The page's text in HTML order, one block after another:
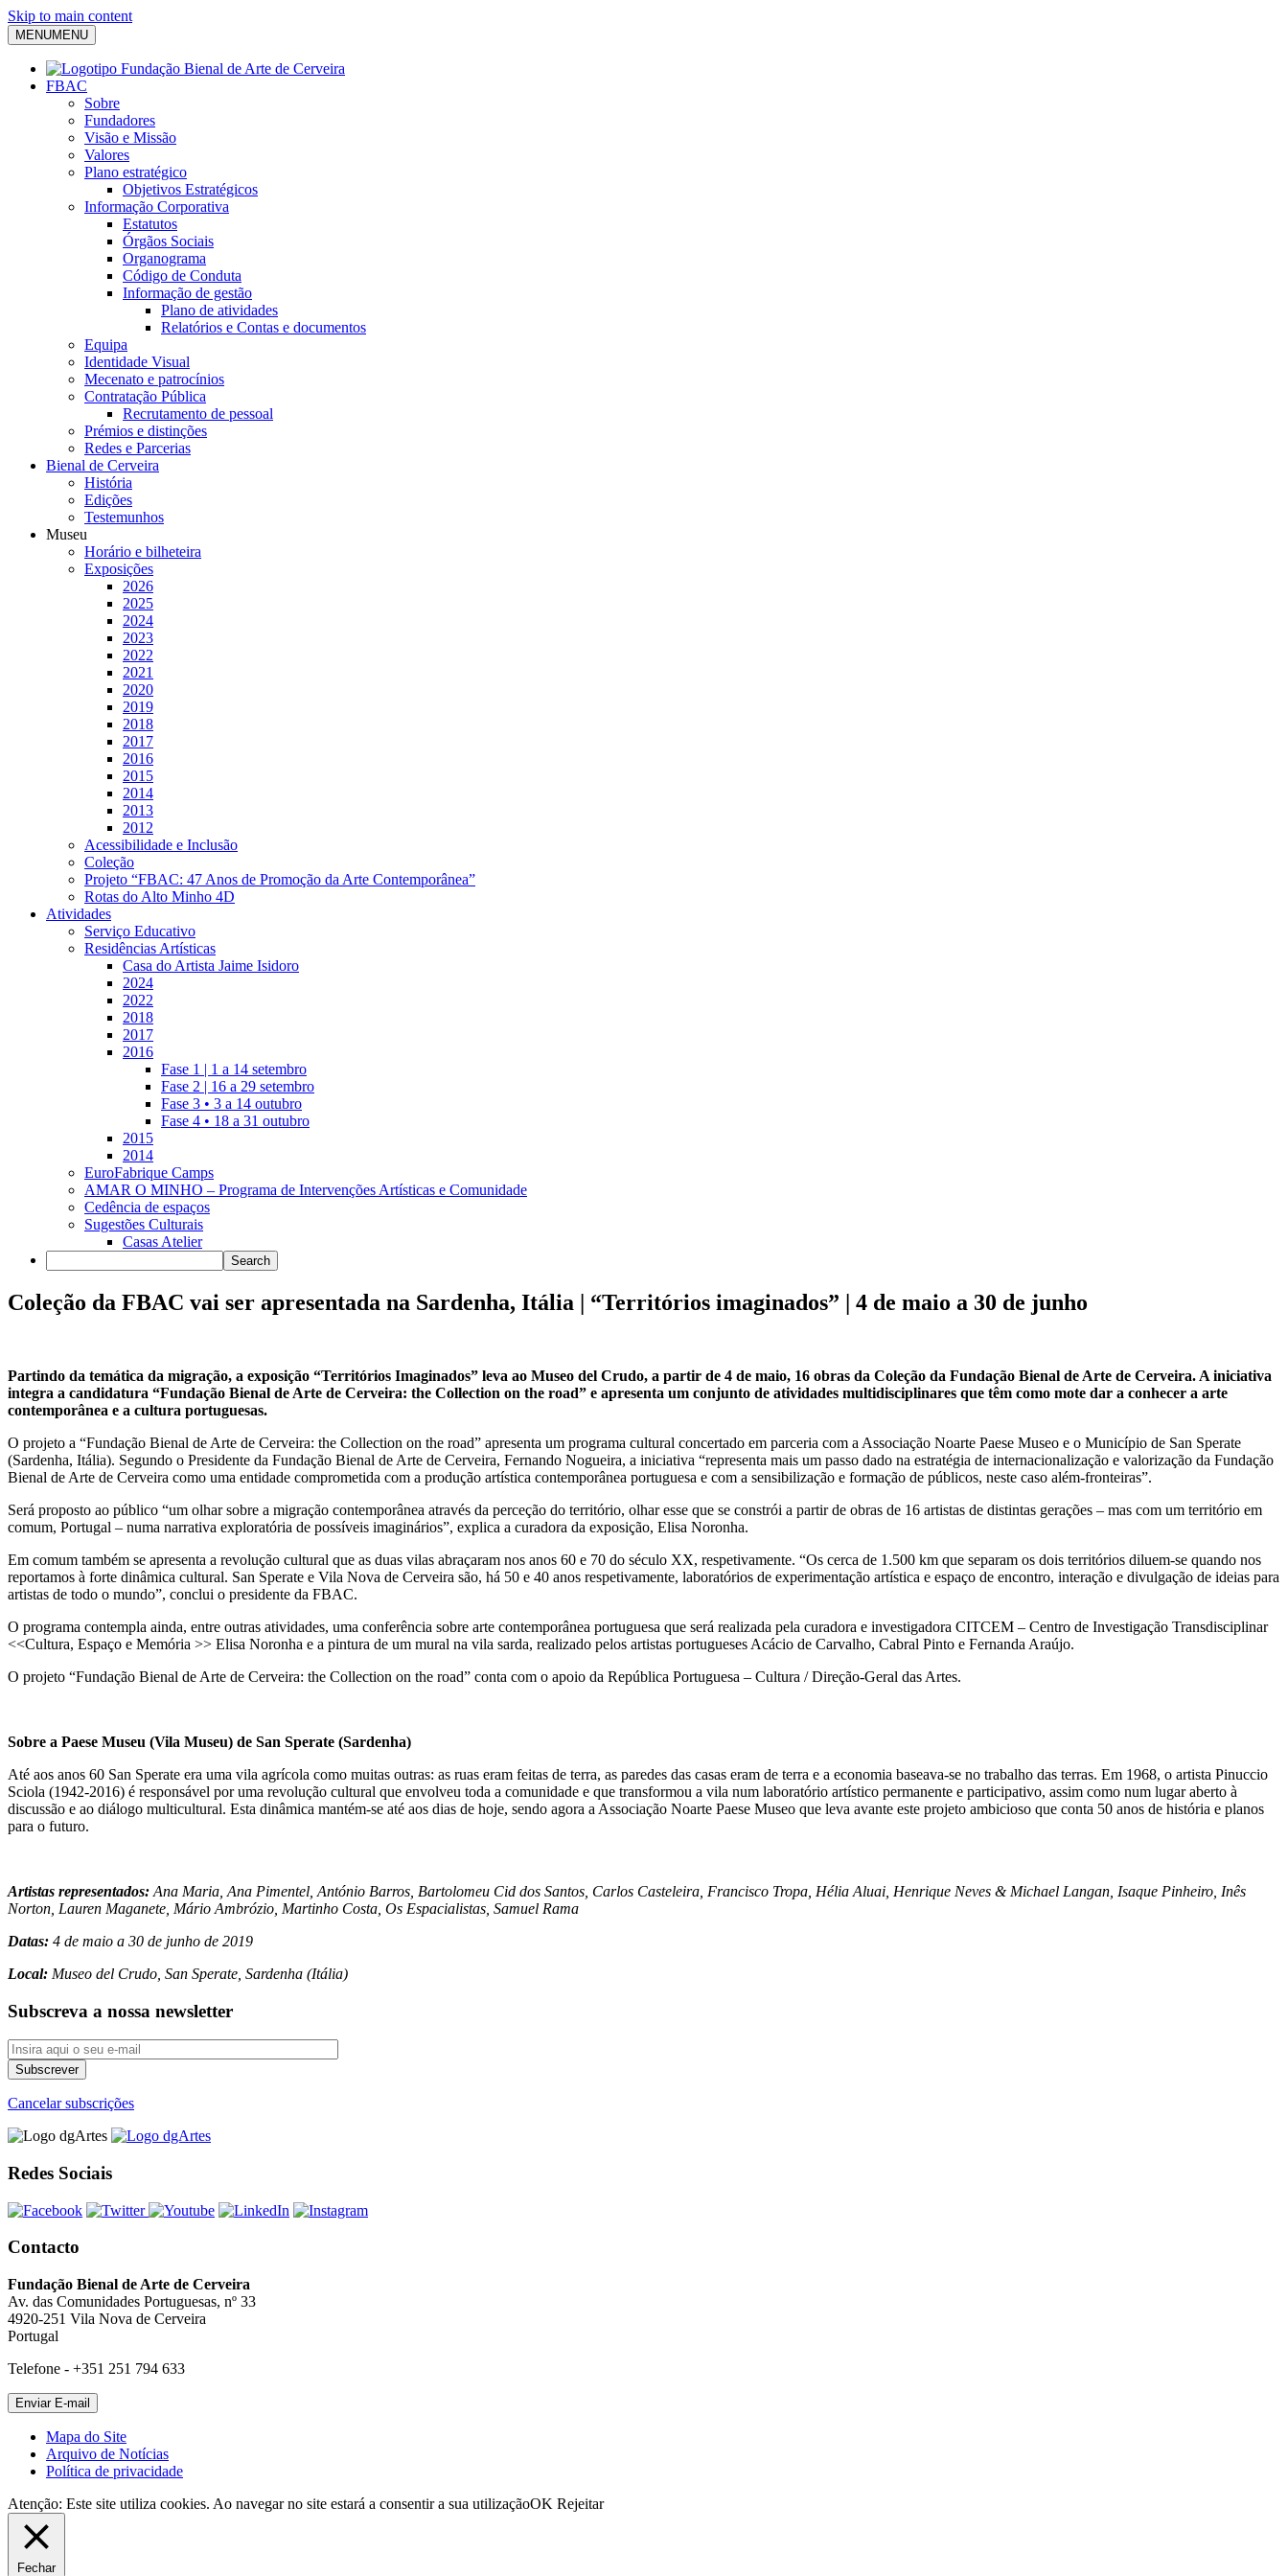
Skip to main content
MENUMENU
FBAC
Sobre
Fundadores
Visão e Missão
Valores
Plano estratégico
Objetivos Estratégicos
Informação Corporativa
Estatutos
Órgãos Sociais
Organograma
Código de Conduta
Informação de gestão
Plano de atividades
Relatórios e Contas e documentos
Equipa
Identidade Visual
Mecenato e patrocínios
Contratação Pública
Recrutamento de pessoal
Prémios e distinções
Redes e Parcerias
Bienal de Cerveira
História
Edições
Testemunhos
Museu
Horário e bilheteira
Exposições
2026
2025
2024
2023
2022
2021
2020
2019
2018
2017
2016
2015
2014
2013
2012
Acessibilidade e Inclusão
Coleção
Projeto “FBAC: 47 Anos de Promoção da Arte Contemporânea”
Rotas do Alto Minho 4D
Atividades
Serviço Educativo
Residências Artísticas
Casa do Artista Jaime Isidoro
2024
2022
2018
2017
2016
Fase 1 | 1 a 14 setembro
Fase 2 | 16 a 29 setembro
Fase 3 • 3 a 14 outubro
Fase 4 • 18 a 31 outubro
2015
2014
EuroFabrique Camps
AMAR O MINHO – Programa de Intervenções Artísticas e Comunidade
Cedência de espaços
Sugestões Culturais
Casas Atelier
Coleção da FBAC vai ser apresentada na Sardenha, Itália | “Territórios imaginados” | 4 de maio a 30 de junho
Partindo da temática da migração, a exposição “Territórios Imaginados” leva ao Museo del Crudo, a partir de 4 de maio, 16 obras da Coleção da Fundação Bienal de Arte de Cerveira. A iniciativa
integra a candidatura “Fundação Bienal de Arte de Cerveira: the Collection on the road” e apresenta um conjunto de atividades multidisciplinares que têm como mote dar a conhecer a arte
contemporânea e a cultura portuguesas.
O projeto a “Fundação Bienal de Arte de Cerveira: the Collection on the road” apresenta um programa cultural concertado em parceria com a Associação Noarte Paese Museo e o Município de San Sperate
(Sardenha, Itália). Segundo o Presidente da Fundação Bienal de Arte de Cerveira, Fernando Nogueira, a iniciativa “representa mais um passo dado na estratégia de internacionalização e valorização da Fundação
Bienal de Arte de Cerveira como uma entidade comprometida com a produção artística contemporânea portuguesa e com a sensibilização e formação de públicos, neste caso além-fronteiras”.
Será proposto ao público “um olhar sobre a migração contemporânea através da perceção do território, olhar esse que se constrói a partir de obras de 16 artistas de distintas gerações – mas com um território em
comum, Portugal – numa narrativa exploratória de possíveis imaginários”, explica a curadora da exposição, Elisa Noronha.
Em comum também se apresenta a revolução cultural que as duas vilas abraçaram nos anos 60 e 70 do século XX, respetivamente. “Os cerca de 1.500 km que separam os dois territórios diluem-se quando nos
reportamos à forte dinâmica cultural. San Sperate e Vila Nova de Cerveira são, há 50 e 40 anos respetivamente, laboratórios de experimentação artística e espaço de encontro, interação e divulgação de ideias para
artistas de todo o mundo”, conclui o presidente da FBAC.
O programa contempla ainda, entre outras atividades, uma conferência sobre arte contemporânea portuguesa que será realizada pela curadora e investigadora CITCEM – Centro de Investigação Transdisciplinar
<<Cultura, Espaço e Memória >> Elisa Noronha e a pintura de um mural na vila sarda, realizado pelos artistas portugueses Acácio de Carvalho, Cabral Pinto e Fernanda Araújo.
O projeto “Fundação Bienal de Arte de Cerveira: the Collection on the road” conta com o apoio da República Portuguesa – Cultura / Direção-Geral das Artes.
Sobre a Paese Museu (Vila Museu) de San Sperate (Sardenha)
Até aos anos 60 San Sperate era uma vila agrícola como muitas outras: as ruas eram feitas de terra, as paredes das casas eram de terra e a economia baseava-se no trabalho das terras. Em 1968, o artista Pinuccio
Sciola (1942-2016) é responsável por uma revolução cultural que envolveu toda a comunidade e que transformou a vila num laboratório artístico permanente e participativo, assim como num lugar aberto à
discussão e ao diálogo multicultural. Esta dinâmica mantém-se até aos dias de hoje, sendo agora a Associação Noarte Paese Museo que leva avante este projeto ambicioso que conta 50 anos de história e planos
para o futuro.
Artistas representados: Ana Maria, Ana Pimentel, António Barros, Bartolomeu Cid dos Santos, Carlos Casteleira, Francisco Tropa, Hélia Aluai, Henrique Neves & Michael Langan, Isaque Pinheiro, Inês
Norton, Lauren Maganete, Mário Ambrózio, Martinho Costa, Os Espacialistas, Samuel Rama
Datas: 4 de maio a 30 de junho de 2019
Local: Museo del Crudo, San Sperate, Sardenha (Itália)
Subscreva a nossa newsletter
Cancelar subscrições
Redes Sociais
Contacto
Fundação Bienal de Arte de Cerveira
Av. das Comunidades Portuguesas, nº 33
4920-251 Vila Nova de Cerveira
Portugal
Telefone - +351 251 794 633
Mapa do Site
Arquivo de Notícias
Política de privacidade
Atenção: Este site utiliza cookies. Ao navegar no site estará a consentir a sua utilizaçãoOK Rejeitar
Fechar